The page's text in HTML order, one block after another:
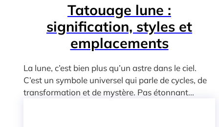
Tatouage lune :
signification, styles et
emplacements
La lune, c’est bien plus qu’un astre dans le ciel.
C’est un symbole universel qui parle de cycles, de
transformation et de mystère. Pas étonnant...